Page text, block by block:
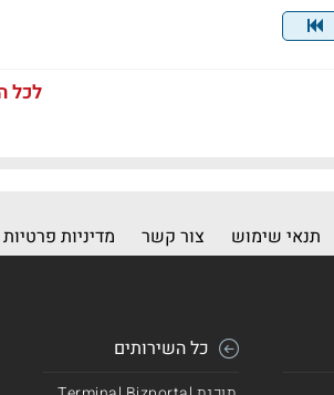
לכל
תנאי שימוש צור קשר מדיניות פרטיות
כל השירותים